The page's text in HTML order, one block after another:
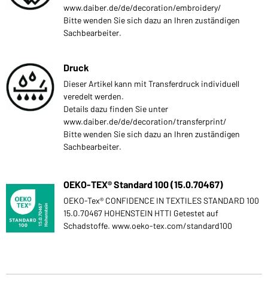
www.daiber.de/de/decoration/embroidery/
Bitte wenden Sie sich dazu an Ihren zuständigen
Sachbearbeiter.
Druck
Dieser Artikel kann mit Transferdruck individuell
veredelt werden.
Details dazu finden Sie unter
www.daiber.de/de/decoration/transferprint/
Bitte wenden Sie sich dazu an Ihren zuständigen
Sachbearbeiter.
OEKO-TEX® Standard 100 (15.0.70467)
OEKO-Tex® CONFIDENCE IN TEXTILES STANDARD 100
15.0.70467 HOHENSTEIN HTTI Getestet auf
Schadstoffe. www.oeko-tex.com/standard100